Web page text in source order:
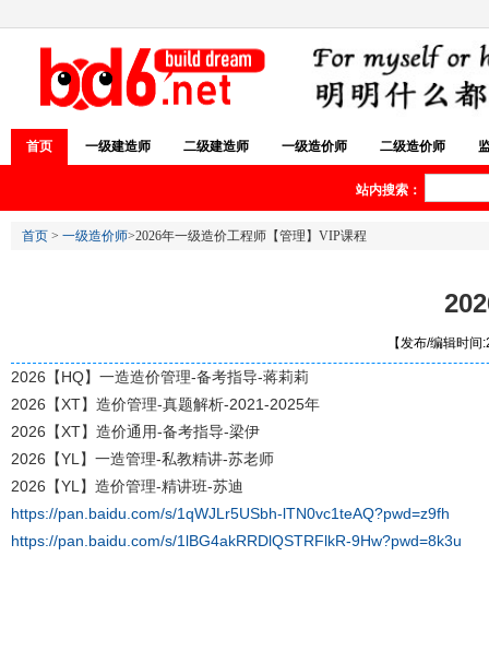
首页 一级建造师 二级建造师 一级造价师 二级造价师
站内搜索：
首页 > 一级造价师>2026年一级造价工程师【管理】VIP课程
【发布/编辑时
2026【HQ】一造造价管理-备考指导-蒋莉莉
2026【XT】造价管理-真题解析-2021-2025年
2026【XT】造价通用-备考指导-梁伊
2026【YL】一造管理-私教精讲-苏老师
2026【YL】造价管理-精讲班-苏迪
https://pan.baidu.com/s/1qWJLr5USbh-lTN0vc1teAQ?pwd=z9fh
https://pan.baidu.com/s/1lBG4akRRDlQSTRFlkR-9Hw?pwd=8k3u